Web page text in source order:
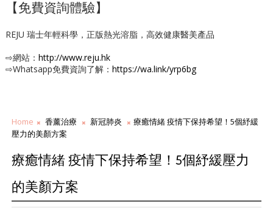
【免費資詢體驗】
REJU 瑞士年輕科學，正版熱光溶脂，高效健康醫美產品
⇨網站： http://www.reju.hk
⇨Whatsapp免費資詢了解： https://wa.link/yrp6bg
Home 香薰治療 新冠肺炎
療癒情緒 疫情下保持希望！5個紓緩
壓力的美顏方案
療癒情緒 疫情下保持希望！5個紓緩壓力
的美顏方案